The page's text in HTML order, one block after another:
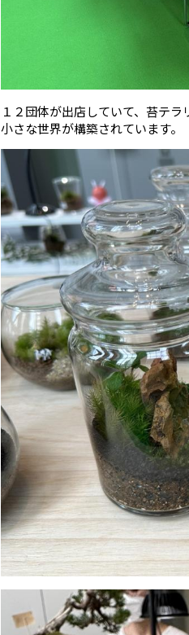
１２団体が出店していて、苔テ
小さな世界が構築されています。